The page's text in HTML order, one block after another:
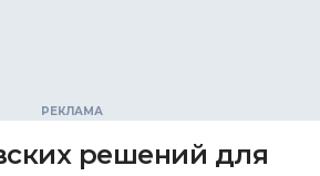
решений для